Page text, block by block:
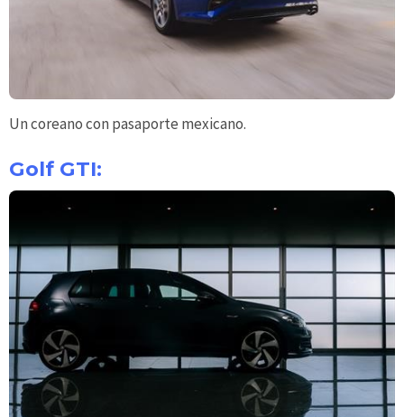
Un coreano con pasaporte mexicano.
Golf GTI: